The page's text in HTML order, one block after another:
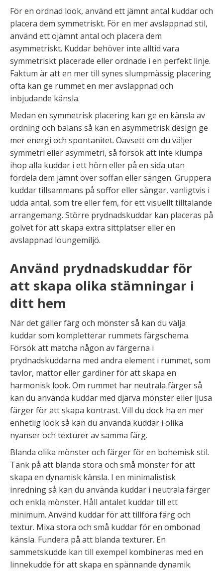
För en ordnad look, använd ett jämnt antal kuddar och
placera dem symmetriskt. För en mer avslappnad stil,
använd ett ojämnt antal och placera dem
asymmetriskt. Kuddar behöver inte alltid vara
symmetriskt placerade eller ordnade i en perfekt linje.
Faktum är att en mer till synes slumpmässig placering
ofta kan ge rummet en mer avslappnad och
inbjudande känsla.
Medan en symmetrisk placering kan ge en känsla av
ordning och balans så kan en asymmetrisk design ge
mer energi och spontanitet. Oavsett om du väljer
symmetri eller asymmetri, så försök att inte klumpa
ihop alla kuddar i ett hörn eller på en sida utan
fördela dem jämnt över soffan eller sängen. Gruppera
kuddar tillsammans på soffor eller sängar, vanligtvis i
udda antal, som tre eller fem, för ett visuellt tilltalande
arrangemang. Större prydnadskuddar kan placeras på
golvet för att skapa extra sittplatser eller en
avslappnad loungemiljö.
Använd prydnadskuddar för
att skapa olika stämningar i
ditt hem
När det gäller färg och mönster så kan du välja
kuddar som kompletterar rummets färgschema.
Försök att matcha någon av färgerna i
prydnadskuddarna med andra element i rummet, som
tavlor, mattor eller gardiner för att skapa en
harmonisk look. Om rummet har neutrala färger så
kan du använda kuddar med djärva mönster eller ljusa
färger för att skapa kontrast. Vill du dock ha en mer
enhetlig look så kan du använda kuddar i olika
nyanser och texturer av samma färg.
Blanda olika mönster och färger för en bohemisk stil.
Tänk på att blanda stora och små mönster för att
skapa en dynamisk känsla. I en minimalistisk
inredning så kan du använda kuddar i neutrala färger
och enkla mönster. Håll antalet kuddar till ett
minimum. Använd kuddar för att tillföra färg och
textur. Mixa stora och små kuddar för en ombonad
känsla. Fundera på att blanda texturer. En
sammetskudde kan till exempel kombineras med en
linnekudde för att skapa en spännande dynamik.